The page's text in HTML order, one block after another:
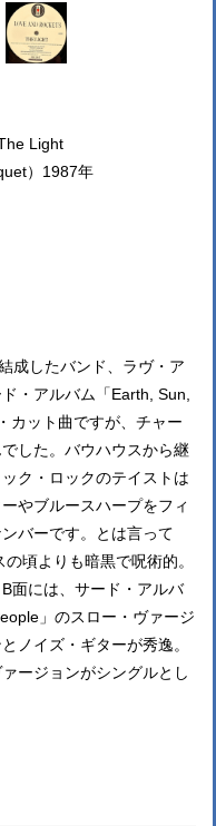
Light
）1987年
成したバンド、ラヴ・ア
・アルバム「Earth, Sun,
カット曲ですが、チャー
した。バウハウスから継
ク・ロックのテイストは
やブルースハープをフィ
バーです。とは言って
頃よりも暗黒で呪術的。
面には、サード・アルバ
」のスロー・ヴァージ
ノイズ・ギターが秀逸。
ージョンがシングルとし